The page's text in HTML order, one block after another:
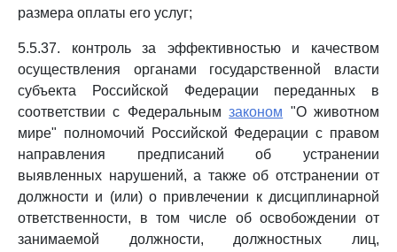
размера оплаты его услуг;
5.5.37. контроль за эффективностью и качеством
осуществления органами государственной власти
субъекта Российской Федерации переданных в
соответствии с Федеральнымзаконом "О животном
мире" полномочий Российской Федерации с правом
направления предписаний об устранении
выявленных нарушений, а также об отстранении от
должности и (или) о привлечении к дисциплинарной
ответственности, в том числе об освобождении от
занимаемой должности, должностных лиц,